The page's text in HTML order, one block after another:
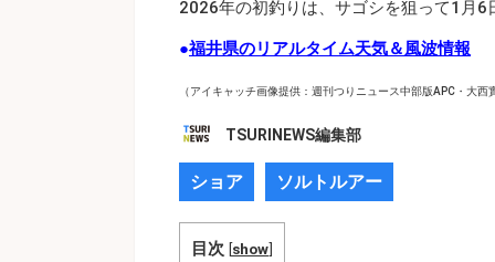
2026年の初釣りは、サゴシを狙って1月
●福井県のリアルタイム天気＆風波情報
（アイキャッチ画像提供：週刊つりニュース中部版APC・大西
TSURINEWS編集部
ショア ソルトルアー
目次 [show]